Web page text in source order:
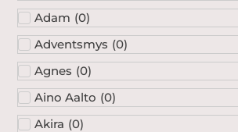
Adam (0)
Adventsmys (0)
Agnes (0)
Aino Aalto (0)
Akira (0)